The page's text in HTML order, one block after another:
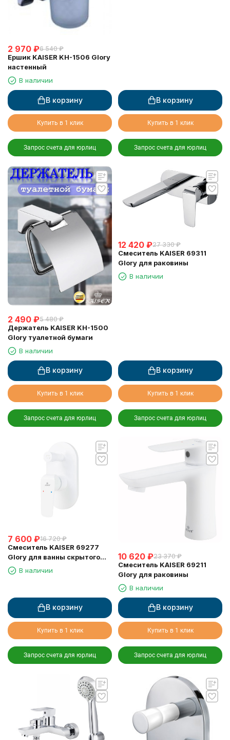
2 970 ₽6 540 ₽
Ершик KAISER KH-1506 Glory
настенный
В наличии
В корзину
Купить в 1 клик
Запрос счета для юрлиц
В корзину
Купить в 1 клик
Запрос счета для юрлиц
2 490 ₽5 480 ₽
Держатель KAISER KH-1500
Glory туалетной бумаги
В наличии
В корзину
Купить в 1 клик
Запрос счета для юрлиц
12 420 ₽27 330 ₽
Смеситель KAISER 69311
Glory для раковины
В наличии
В корзину
Купить в 1 клик
Запрос счета для юрлиц
7 600 ₽16 720 ₽
Смеситель KAISER 69277
Glory для ванны скрытого
монтажа белый глянец
В наличии
В корзину
Купить в 1 клик
Запрос счета для юрлиц
10 620 ₽23 370 ₽
Смеситель KAISER 69211
Glory для раковины
В наличии
В корзину
Купить в 1 клик
Запрос счета для юрлиц